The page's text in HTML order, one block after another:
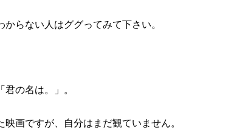
らない人はググってみて下さい。
の名は。」。
画ですが、自分はまだ観ていません。